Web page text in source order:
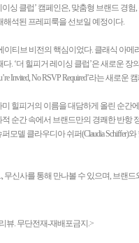
싱 클럽’ 캠페인은, 맞춤형 브랜드 경
석된 프레피룩을 선보일 예정이다.
티브 비전의 핵심이었다. 클래식 아
. ‘더 힐피거 레이싱 클럽’은 새로운 장
No RSVP Required’라는 새로운
힐피거의 이름을 대담하게 올린 순간
순간 속에서 브랜드만의 경쾌한 반항
모델 클라우디아 쉬퍼(Claudia Schiffer)
신사를 통해 만나볼 수 있으며, 브랜
뷰. 무단전재-재배포금지.>